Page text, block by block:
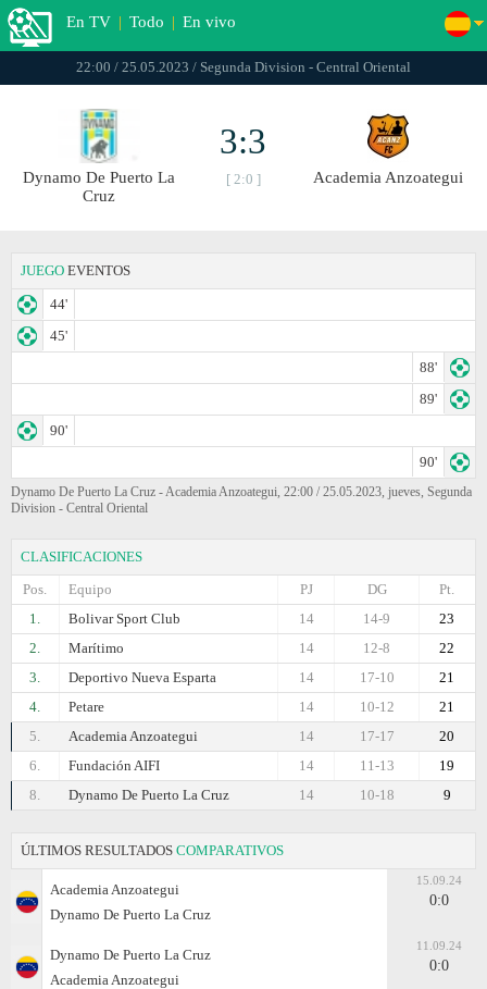
En TV | Todo | En vivo
22:00 / 25.05.2023 / Segunda Division - Central Oriental
Dynamo De Puerto La
Cruz
3:3
[ 2:0 ] Academia Anzoategui
JUEGO EVENTOS
44'
45'
88'
89'
90'
90'
Dynamo De Puerto La Cruz - Academia Anzoategui, 22:00 / 25.05.2023, jueves, Segunda
Division - Central Oriental
CLASIFICACIONES
Pos.
Equipo Pt.
DG
PJ
1.
Bolivar Sport Club 23
14-9
14
2.
Marítimo 22
12-8
14
3.
Deportivo Nueva Esparta 21
17-10
14
4.
Petare 21
10-12
14
5.
Academia Anzoategui 20
17-17
14
6.
Fundación AIFI 19
11-13
14
8.
Dynamo De Puerto La Cruz 9
10-18
14
ÚLTIMOS RESULTADOS COMPARATIVOS
Academia Anzoategui
Dynamo De Puerto La Cruz
15.09.24
0:0
Dynamo De Puerto La Cruz
Academia Anzoategui
11.09.24
0:0